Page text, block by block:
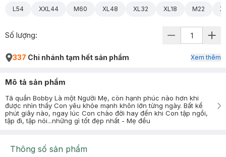
L54 XXL44 M60 XL48 XL32 XL18 M22
Số lượng:
337 Chi nhánh tạm hết sản phẩm Xem thêm
Mô tả sản phẩm
Tã quần Bobby Là một Người Mẹ, còn hạnh phúc nào hơn khi
được nhìn thấy Con yêu khỏe mạnh khôn lớn từng ngày. Bất kể
phút giây nào, ngay lúc Con chào đời hay đến khi Con tập ngồi,
tập đi, tập nói...những gì tốt đẹp nhất - Mẹ đều
Thông số sản phẩm